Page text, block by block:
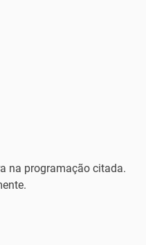
na programação citada.